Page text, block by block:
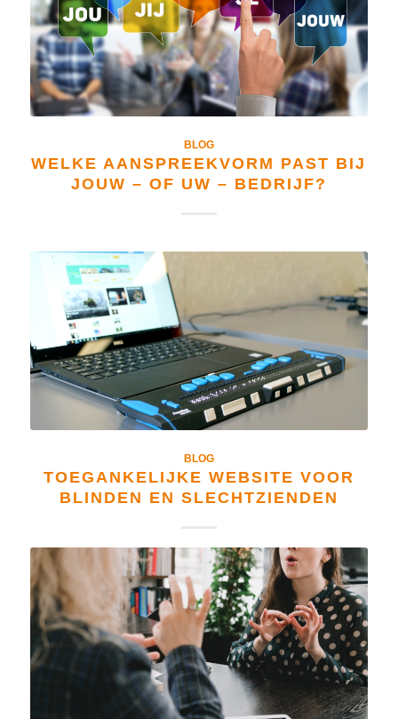
BLOG
WELKE AANSPREEKVORM PAST BIJ
JOUW – OF UW – BEDRIJF?
BLOG
TOEGANKELIJKE WEBSITE VOOR
BLINDEN EN SLECHTZIENDEN